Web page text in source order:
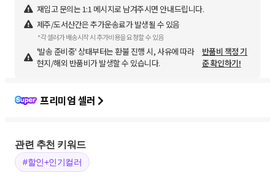
재입고 문의는 1:1 메시지로 남겨주시면 안내드립니다.
제주/도서산간은 추가운송료가 발생될 수 있음
*각 셀러가 배송시작 시 추가비용을 요청할 수 있음
'발송 준비중' 상태부터는 환불 진행 시, 사유에 따라
현지/해외 반품비가 발생할 수 있습니다.
반품비 책정 기
준 확인하기!
프리미엄 셀러
관련 추천 키워드
#할인+인기컬러